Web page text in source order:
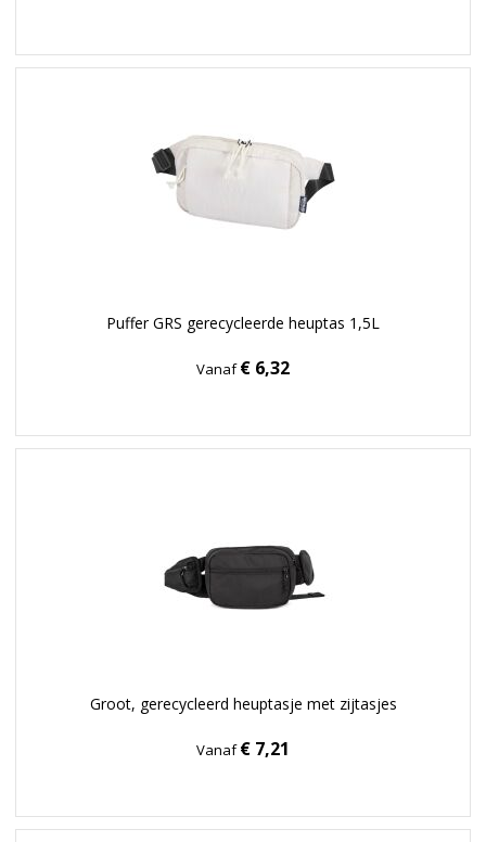
Puffer GRS gerecycleerde heuptas 1,5L
Vanaf€ 6,32
Groot, gerecycleerd heuptasje met zijtasjes
Vanaf€ 7,21